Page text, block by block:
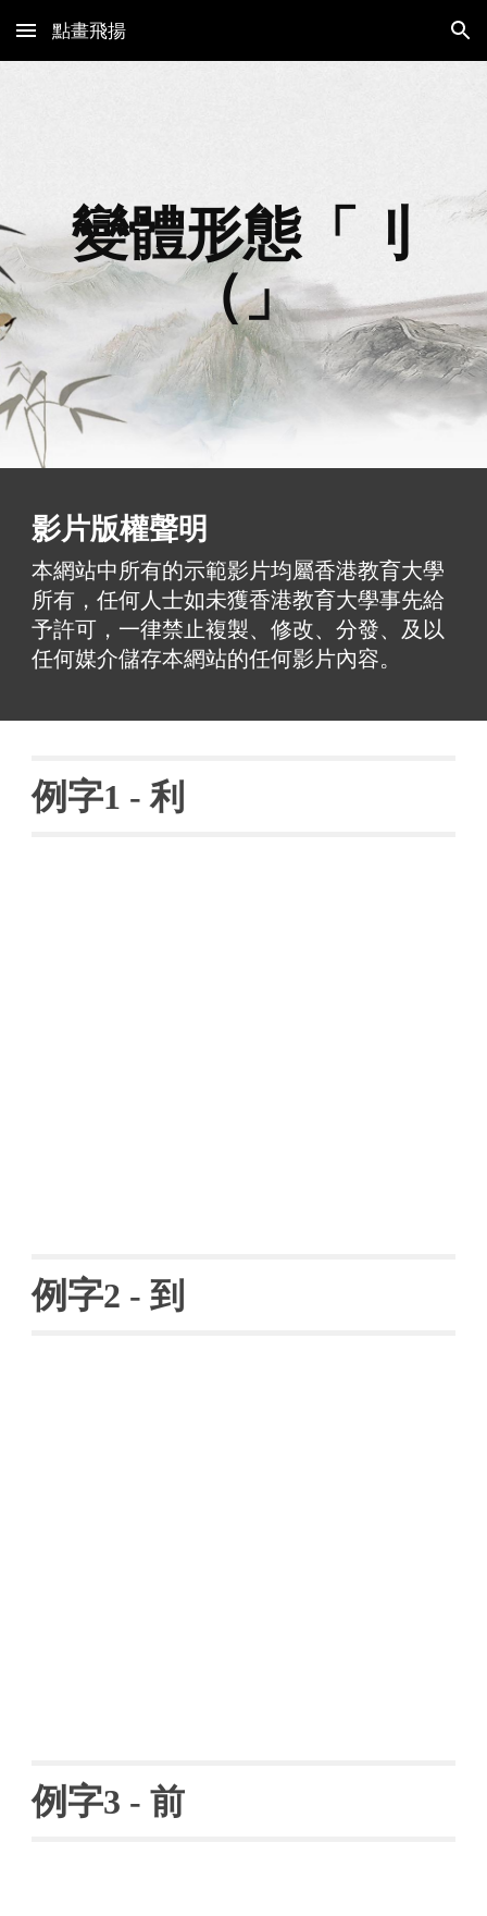
Skip to main content Skip to navigation
點畫飛揚
變體形態「
刂
（」
影片版權聲明
本網站中所有的示範影片均屬香港教育大學
所有，任何人士如未獲香港教育大學事先給
予許可，一律禁止複製、修改、分發、及以
任何媒介儲存本網站的任何影片內容。
例字1 - 利
例字2 - 到
例字3 - 前